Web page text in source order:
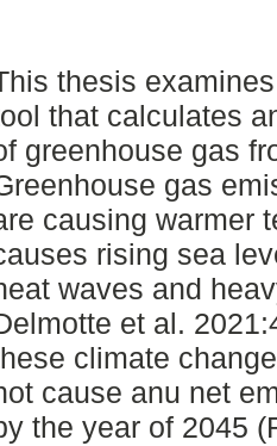
thesis
that calculates
greenhouse gas
gas
causing warmer
rising sea
waves and
et al.
climate
cause anu net
the year of 2045